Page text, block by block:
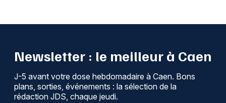
Newsletter : le meilleur à Caen
J-5 avant votre dose hebdomadaire à Caen. Bons
plans, sorties, événements : la sélection de la
rédaction JDS, chaque jeudi.